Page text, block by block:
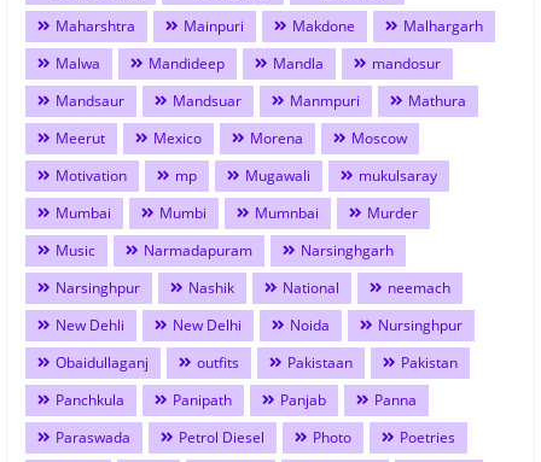
Maharshtra
Mainpuri Makdone
Malhargarh
Malwa
Mandideep Mandla
mandosur
Mandsaur
Mandsuar Manmpuri
Mathura
Meerut
Mexico Morena
Moscow
Motivation
mp Mugawali
mukulsaray
Mumbai
Mumbi Mumnbai
Murder
Music
Narmadapuram
Narsinghgarh
Narsinghpur
Nashik National
neemach
New Dehli
New Delhi Noida
Nursinghpur
Obaidullaganj
outfits Pakistaan
Pakistan
Panchkula
Panipath Panjab
Panna
Paraswada
Petrol Diesel Photo
Poetries